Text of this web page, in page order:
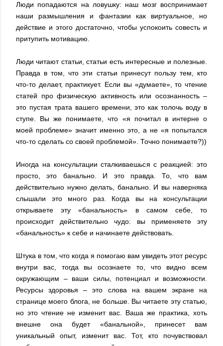
Люди попадаются на ловушку: наш мозг воспринимает
наши размышления и фантазии как виртуальное, но
действие и этого достаточно, чтобы успокоить совесть и
притупить мотивацию.
Люди читают статьи, статьи есть интересные и полезные.
Правда в том, что эти статьи принесут пользу тем, кто
что-то делает, практикует. Если вы «думаете», то чтение
статей про физическую активность или осознанность –
это пустая трата вашего времени, это как толочь воду в
ступе. Вы же понимаете, что «я почитал в интерне о
моей проблеме» значит именно это, а не «я попытался
что-то сделать со своей проблемой». Точно понимаете?))
Иногда на консультации сталкиваешься с реакцией: это
просто, это банально. И это правда. То, что вам
действительно нужно делать, банально. И вы наверняка
слышали это много раз. Когда вы на консультации
открываете эту «банальность» в самом себе, то
происходит действительно чудо: вы применяете эту
«банальность» к себе и начинаете действовать.
Штука в том, что когда я помогаю вам увидеть этот ресурс
внутри вас, тогда вы осознаете то, что видно всем
окружающим – ваши силы, потенциал и возможности.
Ресурсы здоровья – это слова на вашем экране на
странице моего блога, не больше. Вы читаете эту статью,
но это чтение не изменит вас. Ваша же практика, хоть
внешне она будет «банальной», принесет вам
уникальный опыт, изменит вас. Тот, кто почувствовал